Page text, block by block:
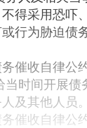
得采用恐吓
行为胁迫债
务催收自律公
时间开展债
及其他人员。
务催收自律公